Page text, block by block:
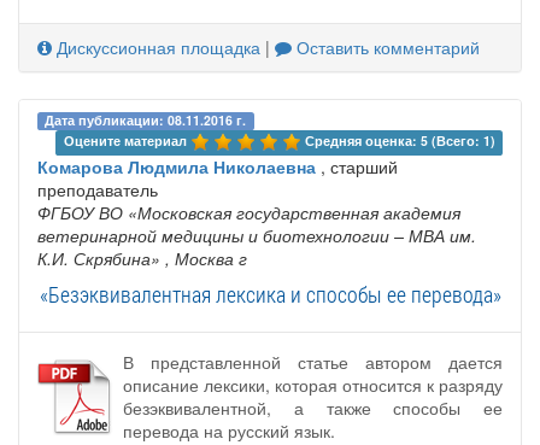
Дискуссионная площадка | Оставить комментарий
Дата публикации: 08.11.2016 г.
Оцените материал
Средняя оценка: 5 (Всего: 1)
Комарова Людмила Николаевна , старший
преподаватель
ФГБОУ ВО «Московская государственная академия
ветеринарной медицины и биотехнологии – МВА им.
К.И. Скрябина» , Москва г
«Безэквивалентная лексика и способы ее перевода»
В представленной статье автором дается
описание лексики, которая относится к разряду
безэквивалентной, а также способы ее
перевода на русский язык.